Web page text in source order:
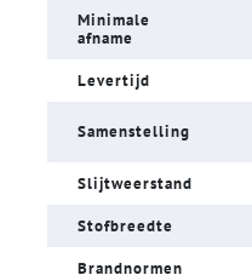
Minimale
afname
Levertijd
Samenstelling
Slijtweerstand
Stofbreedte
Brandnormen